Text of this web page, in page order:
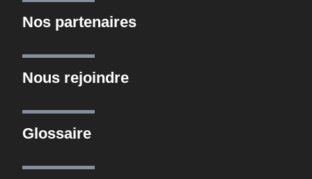
Nos partenaires
Nous rejoindre
Glossaire